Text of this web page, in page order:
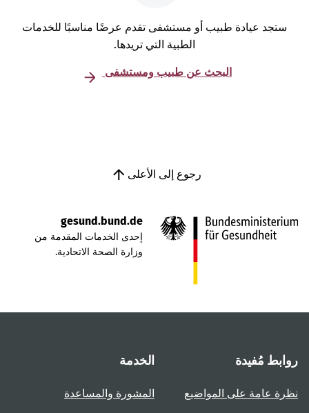
عيادة طبيب أو مستشفى تقدم عرضًا مناسبًا للخدمات
الطبية التي تريدها.
البحث عن طبيب ومستشفى
رجوع إلى الأعلى
gesund.bund.de
إحدى الخدمات المقدمة من
وزارة الصحة الاتحادية.
مُفيدة
عامة على المواضيع
الخدمة
المشورة والمساعدة